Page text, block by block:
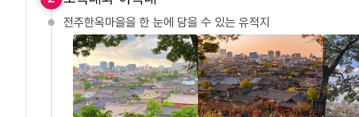
전주한옥마을을 한 눈에 담을 수 있는 유적지